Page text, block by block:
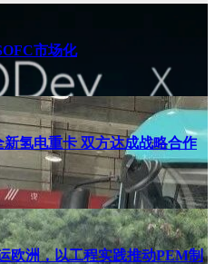
市场化
氢电重卡 双方达成战略合作
欧洲，以工程实践推动PEM制